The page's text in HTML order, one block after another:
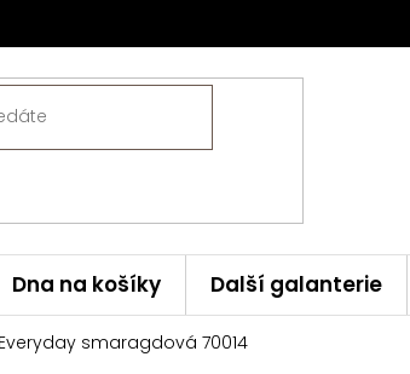
Dna na košíky Další galanterie
Everyday smaragdová 70014